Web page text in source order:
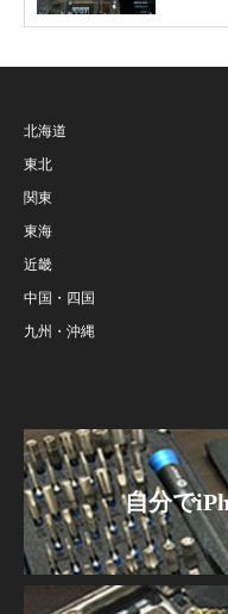
北海道
東北
関東
東海
近畿
中国・四国
九州・沖縄
自分で